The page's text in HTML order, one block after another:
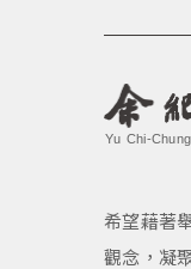
Yu Chi-
希望藉著
觀念，凝